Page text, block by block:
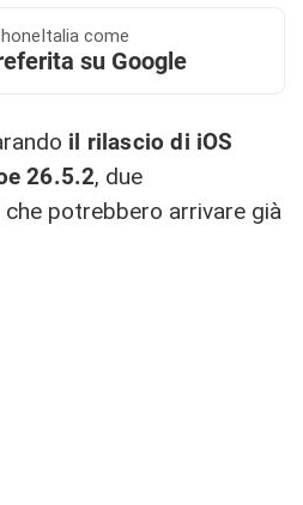
come
su Google
il rilascio di iOS
26.5.2, due
potrebbero arrivare già